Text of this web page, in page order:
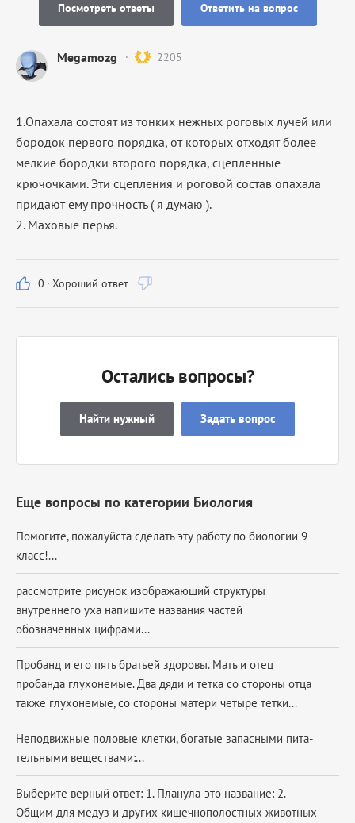
Посмотреть ответы Ответить на вопрос
Megamozg 2205
1.Опахала состоят из тонких нежных роговых лучей или
бородок первого порядка, от которых отходят более
мелкие бородки второго порядка, сцепленные
крючочками. Эти сцепления и роговой состав опахала
придают ему прочность ( я думаю ).
2. Маховые перья.
0 · Хороший ответ
Остались вопросы?
Найти нужный Задать вопрос
Еще вопросы по категории Биология
Помогите, пожалуйста сделать эту работу по биологии 9
класс!...
рассмотрите рисунок изображающий структуры
внутреннего уха напишите названия частей
обозначенных цифрами...
Пробанд и его пять братьей здоровы. Мать и отец
пробанда глухонемые. Два дяди и тетка со стороны отца
также глухонемые, со стороны матери четыре тетки...
Неподвижные половые клетки, богатые запасными пита­
тельными веществами:...
Выберите верный ответ: 1. Планула-это название: 2.
Общим для медуз и других кишечнополостных животных